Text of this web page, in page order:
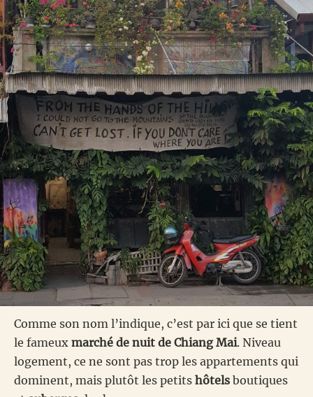
Comme son nom l’indique, c’est par ici que se tient
le fameux marché de nuit de Chiang Mai. Niveau
logement, ce ne sont pas trop les appartements qui
dominent, mais plutôt les petits hôtels boutiques